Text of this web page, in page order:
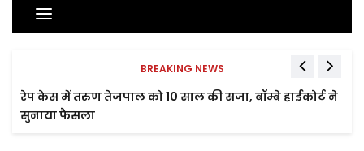
Toggle
navigation
BREAKING NEWS
रेप केस में तरुण तेजपाल को 10 साल की सजा, बॉम्बे हाईकोर्ट ने
सुनाया फैसला